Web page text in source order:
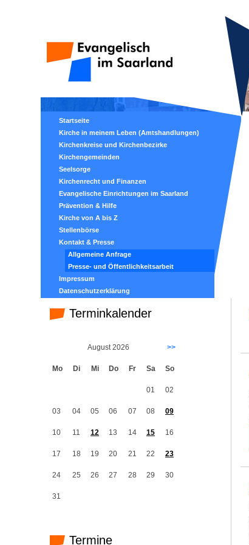
Startseite
Kirche in meinem Leben (Amtshandlungen)
Kirchenkreise und Kirchenbezirke
Kirchengemeinden
Seelsorge
Kirchenrecht und Finanzen
Evangelische Einrichtungen im Saarland
Prävention & Hilfe
Kirche von A bis Z
Stellenbörse
Kontakt & Presse
Allgemeine Anfrage
Presse- und Öffentlichkeitsarbeit
Impressum
Datenschutzerklärung
Terminkalender
August 2026 >>
Mo Di Mi Do Fr Sa So
01 02
03 04 05 06 07 08 09
10 11 12 13 14 15 16
17 18 19 20 21 22 23
24 25 26 27 28 29 30
31
Termine